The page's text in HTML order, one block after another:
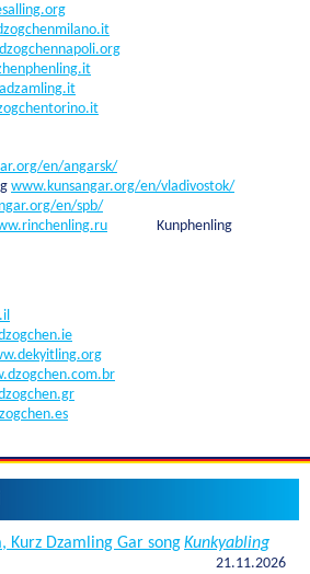
en/angarsk/
www.kunsangar.org/en/vladivostok/
en/spb/
Kunphenling
Kurz Dzamling Gar songKunkyabling
21.11.2026